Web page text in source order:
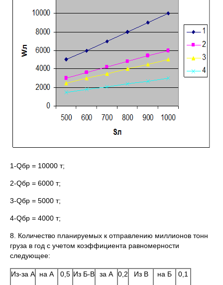
1-Qбр = 10000 т;
2-Qбр = 6000 т;
3-Qбр = 5000 т;
4-Qбр = 4000 т;
8. Количество планируемых к отправлению миллионов тонн
груза в год с учетом коэффициента равномерности
следующее:
Из-за А на А 0,5 Из Б-В за А 0,2 Из В на Б 0,1